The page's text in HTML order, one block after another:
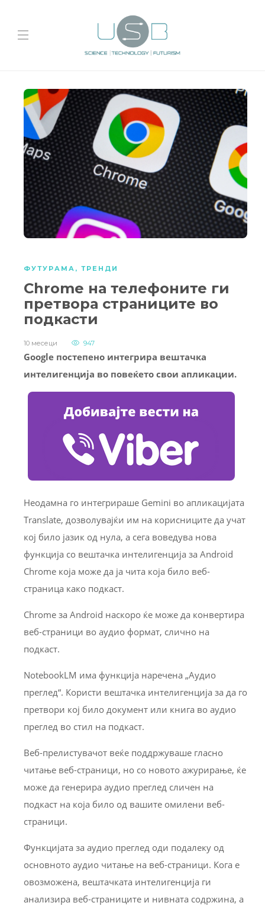
ФУТУРАМА , ТРЕНДИ
Chrome на телефоните ги
претвора страниците во
подкасти
10 месеци 947
Google постепено интегрира вештачка
интелигенција во повеќето свои апликации.
Неодамна го интегрираше Gemini во апликацијата
Translate, дозволувајќи им на корисниците да учат
кој било јазик од нула, а сега воведува нова
функција со вештачка интелигенција за Android
Chrome која може да ја чита која било веб-
страница како подкаст.
Chrome за Android наскоро ќе може да конвертира
веб-страници во аудио формат, слично на
подкаст.
NotebookLM има функција наречена „Аудио
преглед“. Користи вештачка интелигенција за да го
претвори кој било документ или книга во аудио
преглед во стил на подкаст.
Веб-прелистувачот веќе поддржуваше гласно
читање веб-страници, но со новото ажурирање, ќе
може да генерира аудио преглед сличен на
подкаст на која било од вашите омилени веб-
страници.
Функцијата за аудио преглед оди подалеку од
основното аудио читање на веб-страници. Кога е
овозможена, вештачката интелигенција ги
анализира веб-страниците и нивната содржина, а